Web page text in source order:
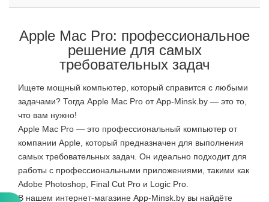
Apple Mac Pro: профессиональное
решение для самых
требовательных задач
Ищете мощный компьютер, который справится с любыми
задачами? Тогда Apple Mac Pro от App-Minsk.by — это то,
что вам нужно!
Apple Mac Pro — это профессиональный компьютер от
компании Apple, который предназначен для выполнения
самых требовательных задач. Он идеально подходит для
работы с профессиональными приложениями, такими как
Adobe Photoshop, Final Cut Pro и Logic Pro.
В нашем интернет-магазине App-Minsk.by вы найдёте